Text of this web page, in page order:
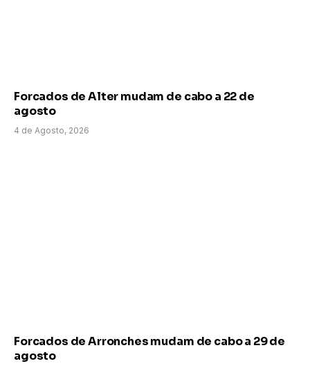
Forcados de Alter mudam de cabo a 22 de
agosto
4 de Agosto, 2026
Forcados de Arronches mudam de cabo a 29 de
agosto